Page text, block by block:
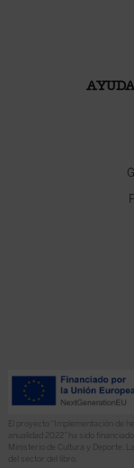
El proyecto “Implementación de
anualidad 2022” ha sido
Ministerio de Cultura y Deporte.
del sector del libro.